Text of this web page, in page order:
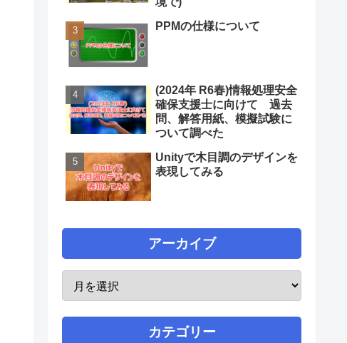
PPMの仕様について
(2024年 R6春)情報処理安全
確保支援士に向けて 過去
問、解答用紙、模擬試験に
ついて調べた
Unityで木目調のデザインを
表現してみる
アーカイブ
カテゴリー